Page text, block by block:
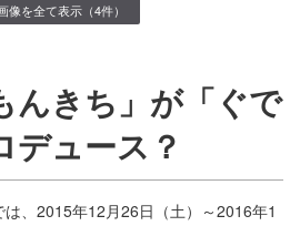
像を全て表示（4件）
んきち」が「ぐで
デュース？
、2015年12月26日（土）～2016年1